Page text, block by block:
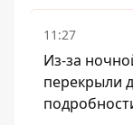
11:27
Из-за
перекрыли